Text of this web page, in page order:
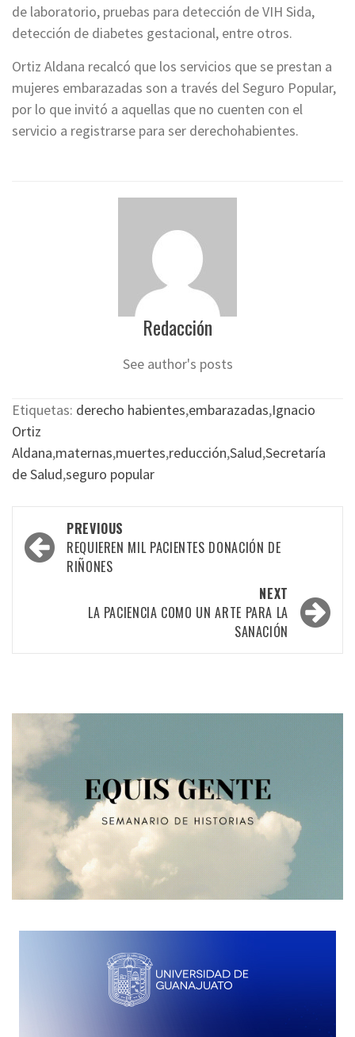
de laboratorio, pruebas para detección de VIH Sida,
detección de diabetes gestacional, entre otros.
Ortiz Aldana recalcó que los servicios que se prestan a
mujeres embarazadas son a través del Seguro Popular,
por lo que invitó a aquellas que no cuenten con el
servicio a registrarse para ser derechohabientes.
Redacción
See author's posts
Etiquetas: derecho habientes,embarazadas,Ignacio
Ortiz
Aldana,maternas,muertes,reducción,Salud,Secretaría
de Salud,seguro popular
Post
navigation
PREVIOUS
REQUIEREN MIL PACIENTES DONACIÓN DE
RIÑONES
NEXT
LA PACIENCIA COMO UN ARTE PARA LA
SANACIÓN